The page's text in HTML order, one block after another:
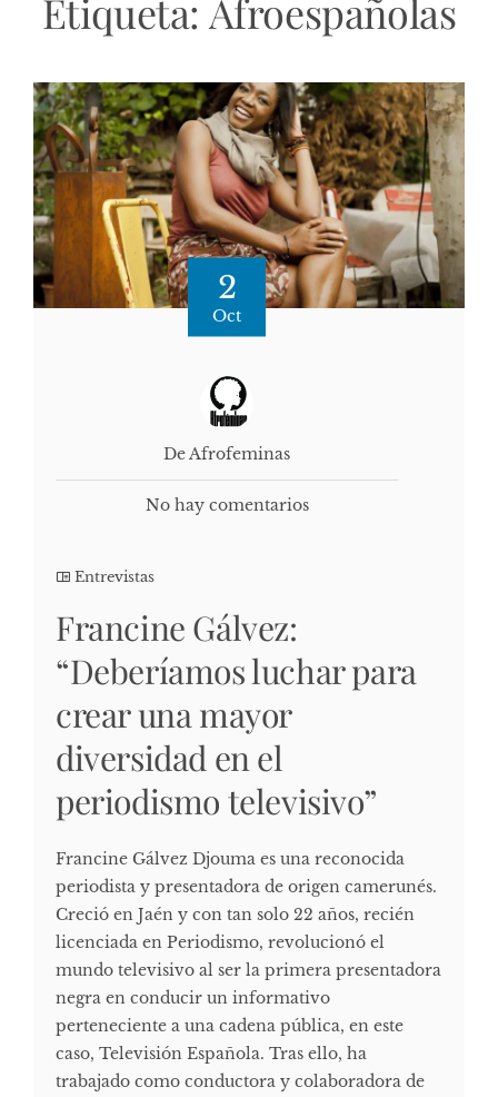
Etiqueta: Afroespañolas
2
Oct
De Afrofeminas
No hay comentarios
Entrevistas
Francine Gálvez:
“Deberíamos luchar para
crear una mayor
diversidad en el
periodismo televisivo”
Francine Gálvez Djouma es una reconocida
periodista y presentadora de origen camerunés.
Creció en Jaén y con tan solo 22 años, recién
licenciada en Periodismo, revolucionó el
mundo televisivo al ser la primera presentadora
negra en conducir un informativo
perteneciente a una cadena pública, en este
caso, Televisión Española. Tras ello, ha
trabajado como conductora y colaboradora de